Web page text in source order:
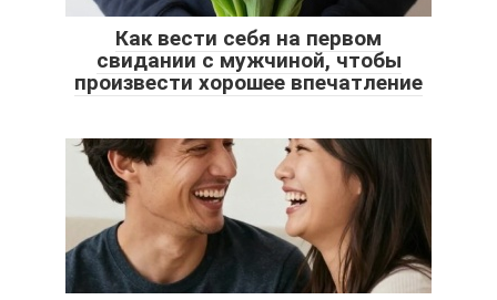
Как вести себя на первом
свидании с мужчиной, чтобы
произвести хорошее впечатление